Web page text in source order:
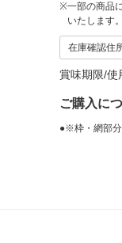
※一部の商品
いたします。
在庫確認住
賞味期限/使
ご購入に
●※枠・網部分